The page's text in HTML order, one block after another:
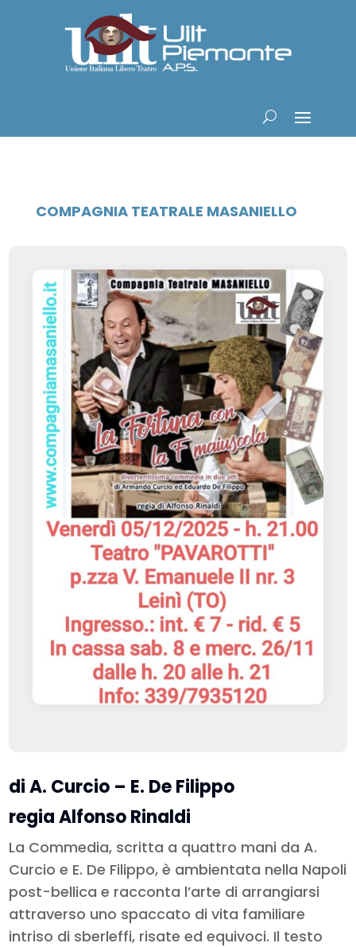
COMPAGNIA TEATRALE MASANIELLO
di A. Curcio – E. De Filippo
regia Alfonso Rinaldi
La Commedia, scritta a quattro mani da A.
Curcio e E. De Filippo, è ambientata nella Napoli
post-bellica e racconta l’arte di arrangiarsi
attraverso uno spaccato di vita familiare
intriso di sberleffi, risate ed equivoci. Il testo